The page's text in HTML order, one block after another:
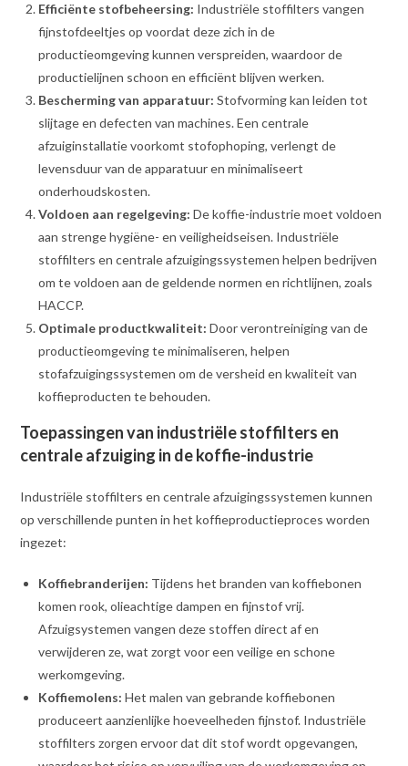
Efficiënte stofbeheersing: Industriële stoffilters vangen
fijnstofdeeltjes op voordat deze zich in de
productieomgeving kunnen verspreiden, waardoor de
productielijnen schoon en efficiënt blijven werken.
Bescherming van apparatuur: Stofvorming kan leiden tot
slijtage en defecten van machines. Een centrale
afzuiginstallatie voorkomt stofophoping, verlengt de
levensduur van de apparatuur en minimaliseert
onderhoudskosten.
Voldoen aan regelgeving: De koffie-industrie moet voldoen
aan strenge hygiëne- en veiligheidseisen. Industriële
stoffilters en centrale afzuigingssystemen helpen bedrijven
om te voldoen aan de geldende normen en richtlijnen, zoals
HACCP.
Optimale productkwaliteit: Door verontreiniging van de
productieomgeving te minimaliseren, helpen
stofafzuigingssystemen om de versheid en kwaliteit van
koffieproducten te behouden.
Toepassingen van industriële stoffilters en
centrale afzuiging in de koffie-industrie
Industriële stoffilters en centrale afzuigingssystemen kunnen
op verschillende punten in het koffieproductieproces worden
ingezet:
Koffiebranderijen: Tijdens het branden van koffiebonen
komen rook, olieachtige dampen en fijnstof vrij.
Afzuigsystemen vangen deze stoffen direct af en
verwijderen ze, wat zorgt voor een veilige en schone
werkomgeving.
Koffiemolens: Het malen van gebrande koffiebonen
produceert aanzienlijke hoeveelheden fijnstof. Industriële
stoffilters zorgen ervoor dat dit stof wordt opgevangen,